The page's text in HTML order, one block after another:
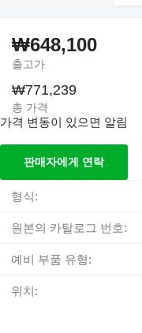
₩648,100
출고가
₩771,239
총 가격
가격 변동이 있으면 알림
판매자에게 연락
형식:
원본의 카탈로그 번호:
예비 부품 유형:
위치: